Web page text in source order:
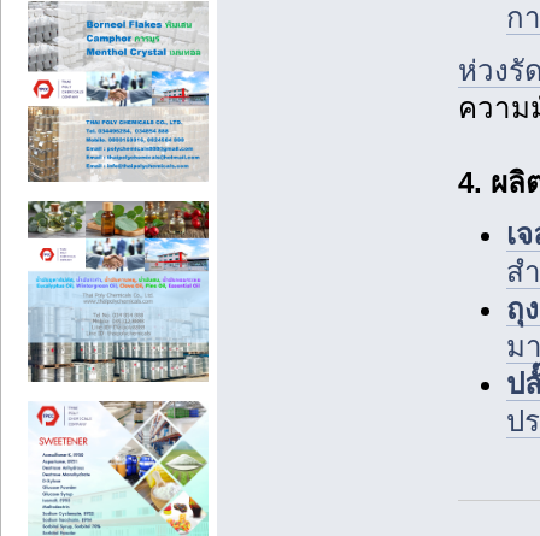
ก
ห่วงรั
ความ
4. ผลิ
เ
ส
ถุ
ม
ป
ป